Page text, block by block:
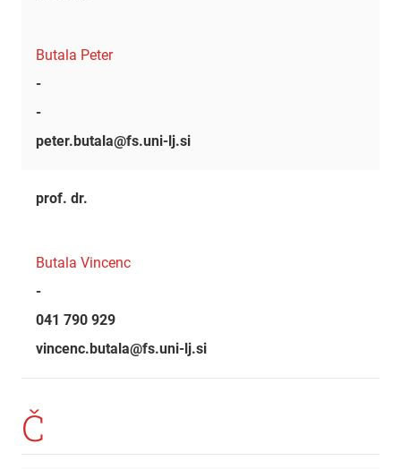
Butala Peter
-
-
peter.butala@fs.uni-lj.si
prof. dr.
Butala Vincenc
-
041 790 929
vincenc.butala@fs.uni-lj.si
Č